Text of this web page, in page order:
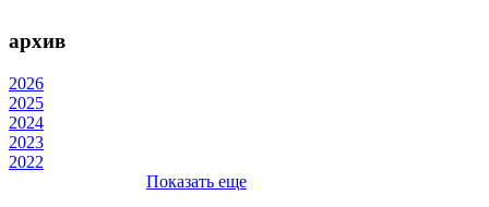
архив
2026
2025
2024
2023
2022
Показать еще